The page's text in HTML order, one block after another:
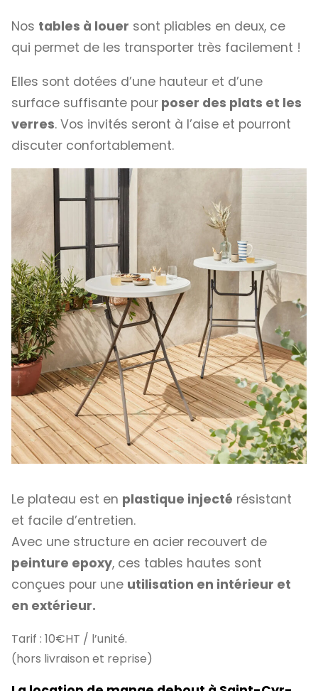
Nos tables à louer sont pliables en deux, ce
qui permet de les transporter très facilement !
Elles sont dotées d’une hauteur et d’une
surface suffisante pour poser des plats et les
verres. Vos invités seront à l’aise et pourront
discuter confortablement.
Le plateau est en plastique injecté résistant
et facile d’entretien.
Avec une structure en acier recouvert de
peinture epoxy, ces tables hautes sont
conçues pour une utilisation en intérieur et
en extérieur.
Tarif : 10€HT / l’unité.
(hors livraison et reprise)